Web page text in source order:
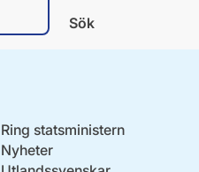
Ring statsministern
Nyheter